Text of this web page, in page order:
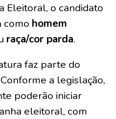
Eleitoral, o candidato
como homem
raça/cor parda.
faz parte do
a legislação,
poderão iniciar
eleitoral, com